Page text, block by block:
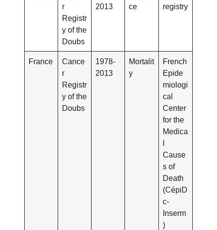
r
Registr
y of the
Doubs
2013
ce
registry
France
Cance
r
Registr
y of the
Doubs
1978-
2013
Mortalit
y
French
Epide
miologi
cal
Center
for the
Medica
Cause
s of
Death
(CépiD
c-
Inserm
)